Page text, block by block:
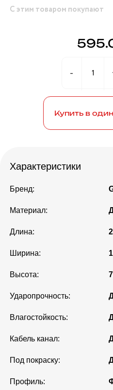
С этим товаром покупают
Герметик универсальный
BROS
Купить в
Характеристики
Бренд:
Материал:
Длина:
Ширина:
Высота:
Ударопрочность:
Влагостойкость:
Кабель канал:
Под покраску:
Профиль: